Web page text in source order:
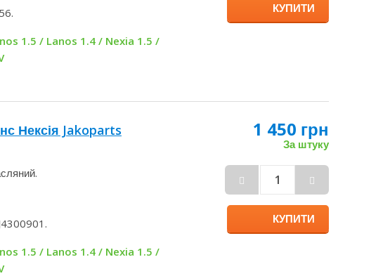
КУПИТИ
1.5 / Lanos 1.4 / Nexia 1.5 /
1 450 грн
За штуку
КУПИТИ
Нексія Jakoparts
1.5 / Lanos 1.4 / Nexia 1.5 /